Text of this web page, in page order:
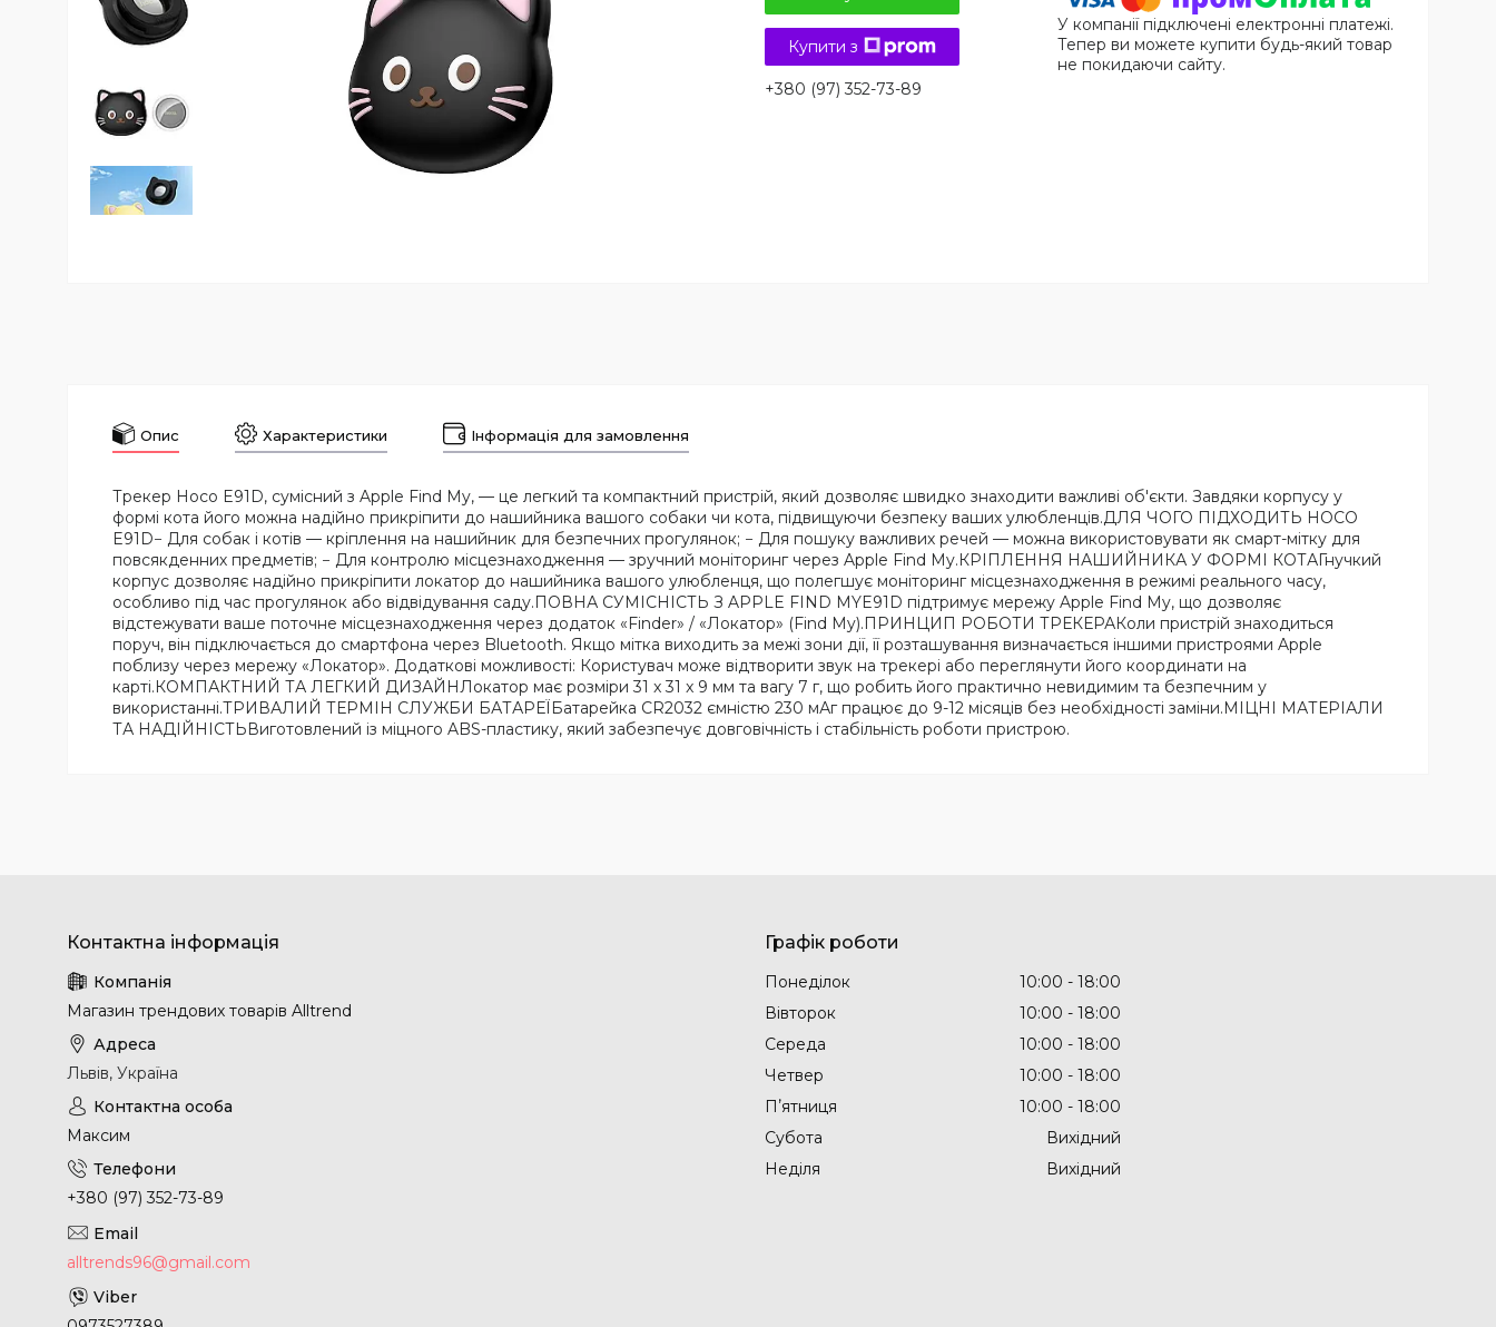
Купити з
+380 (97) 352-73-89
У компанії підключені електронні платежі.
Тепер ви можете купити будь-який товар
не покидаючи сайту.
Опис Характеристики Інформація для замовлення
Трекер Hoco E91D, сумісний з Apple Find My, — це легкий та компактний пристрій, який дозволяє швидко знаходити важливі об'єкти. Завдяки корпусу у
формі кота його можна надійно прикріпити до нашийника вашого собаки чи кота, підвищуючи безпеку ваших улюбленців.ДЛЯ ЧОГО ПІДХОДИТЬ HOCO
E91D− Для собак і котів — кріплення на нашийник для безпечних прогулянок; − Для пошуку важливих речей — можна використовувати як смарт-мітку для
повсякденних предметів; − Для контролю місцезнаходження — зручний моніторинг через Apple Find My.КРІПЛЕННЯ НАШИЙНИКА У ФОРМІ КОТАГнучкий
корпус дозволяє надійно прикріпити локатор до нашийника вашого улюбленця, що полегшує моніторинг місцезнаходження в режимі реального часу,
особливо під час прогулянок або відвідування саду.ПОВНА СУМІСНІСТЬ З APPLE FIND MYE91D підтримує мережу Apple Find My, що дозволяє
відстежувати ваше поточне місцезнаходження через додаток «Finder» / «Локатор» (Find My).ПРИНЦИП РОБОТИ ТРЕКЕРАКоли пристрій знаходиться
поруч, він підключається до смартфона через Bluetooth. Якщо мітка виходить за межі зони дії, її розташування визначається іншими пристроями Apple
поблизу через мережу «Локатор». Додаткові можливості: Користувач може відтворити звук на трекері або переглянути його координати на
карті.КОМПАКТНИЙ ТА ЛЕГКИЙ ДИЗАЙНЛокатор має розміри 31 x 31 x 9 мм та вагу 7 г, що робить його практично невидимим та безпечним у
використанні.ТРИВАЛИЙ ТЕРМІН СЛУЖБИ БАТАРЕЇБатарейка CR2032 ємністю 230 мАг працює до 9-12 місяців без необхідності заміни.МІЦНІ МАТЕРІАЛИ
ТА НАДІЙНІСТЬВиготовлений із міцного ABS-пластику, який забезпечує довговічність і стабільність роботи пристрою.
Магазин трендових товарів Alltrend
Львів, Україна
Максим
+380 (97) 352-73-89
alltrends96@gmail.com
Графік роботи
Понеділок 10:00
18:00
Вівторок
10:00
18:00
Середа
10:00
18:00
Четвер
10:00
18:00
Пʼятниця
10:00
18:00
Субота
Вихідний
Неділя
Вихідний